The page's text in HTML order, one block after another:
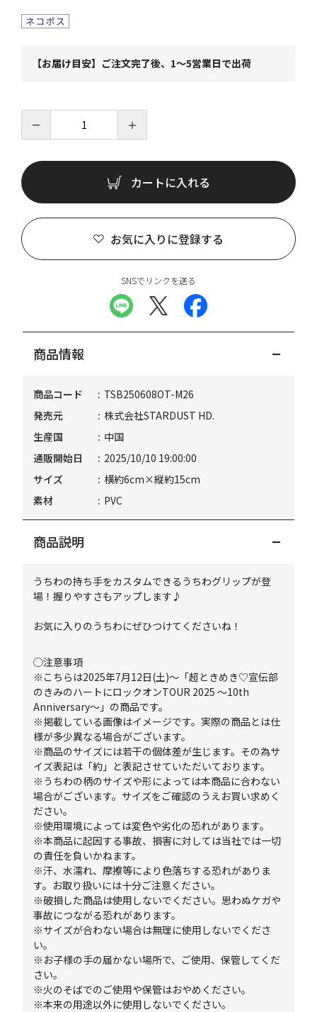
【お届け目安】ご注文完了後、1～5営業日で出荷
－ ＋
カートに入れる
お気に入りに登録する
SNSでリンクを送る
商品情報
商品コード
TSB250608OT-M26
発売元
株式会社STARDUST HD.
生産国
中国
通販開始日
2025/10/10 19:00:00
サイズ
横約6cm×縦約15cm
素材
PVC
商品説明
うちわの持ち手をカスタムできるうちわグリップが登
場！握りやすさもアップします♪
お気に入りのうちわにぜひつけてくださいね！
◯注意事項
※こちらは2025年7月12日(土)～「超ときめき♡宣伝部
のきみのハートにロックオンTOUR 2025 ～10th
Anniversary～」の商品です。
※掲載している画像はイメージです。実際の商品とは仕
様が多少異なる場合がございます。
※商品のサイズには若干の個体差が生じます。その為サ
イズ表記は「約」と表記させていただいております。
※うちわの柄のサイズや形によっては本商品に合わない
場合がございます。サイズをご確認のうえお買い求めく
ださい。
※使用環境によっては変色や劣化の恐れがあります。
※本商品に起因する事故、損害に対しては当社では一切
の責任を負いかねます。
※汗、水濡れ、摩擦等により色落ちする恐れがありま
す。お取り扱いには十分ご注意ください。
※破損した商品は使用しないでください。思わぬケガや
事故につながる恐れがあります。
※サイズが合わない場合は無理に使用しないでくださ
い。
※お子様の手の届かない場所で、ご使用、保管してくだ
さい。
※火のそばでのご使用や保管はおやめください。
※本来の用途以外に使用しないでください。